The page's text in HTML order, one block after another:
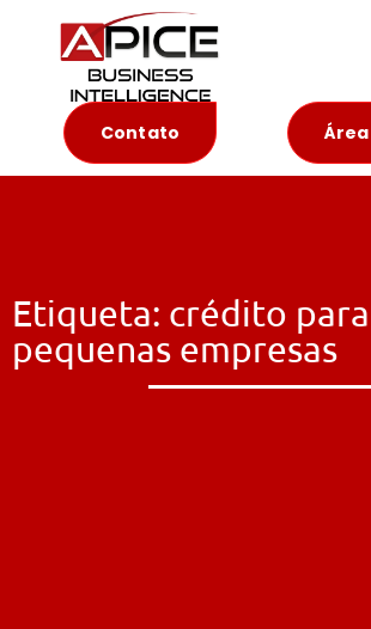
Contato
Etiqueta: crédito
pequenas empresas